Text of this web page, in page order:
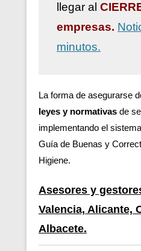
llegar al
empresas.
minutos.
La forma de asegurarse
leyes y normativas de
implementando el
Guía de Buenas y
Higiene.
Asesores y
Valencia, Alicante,
Albacete.